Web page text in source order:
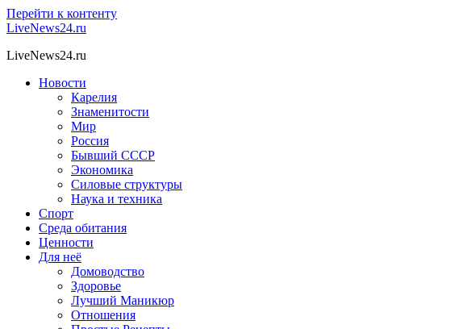
Перейти к контенту
LiveNews24.ru
LiveNews24.ru
Новости
Карелия
Знаменитости
Мир
Россия
Бывший СССР
Экономика
Силовые структуры
Наука и техника
Спорт
Среда обитания
Ценности
Для неё
Домоводство
Здоровье
Лучший Маникюр
Отношения